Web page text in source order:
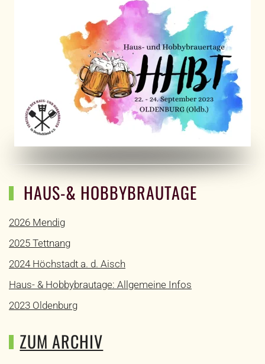
HAUS-& HOBBYBRAUTAGE
2026 Mendig
2025 Tettnang
2024 Höchstadt a. d. Aisch
Haus- & Hobbybrautage: Allgemeine Infos
2023 Oldenburg
ZUM ARCHIV